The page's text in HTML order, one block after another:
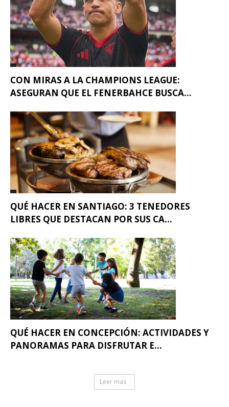
CON MIRAS A LA CHAMPIONS LEAGUE:
ASEGURAN QUE EL FENERBAHCE BUSCA...
QUÉ HACER EN SANTIAGO: 3 TENEDORES
LIBRES QUE DESTACAN POR SUS CA...
QUÉ HACER EN CONCEPCIÓN: ACTIVIDADES Y
PANORAMAS PARA DISFRUTAR E...
Leer mas